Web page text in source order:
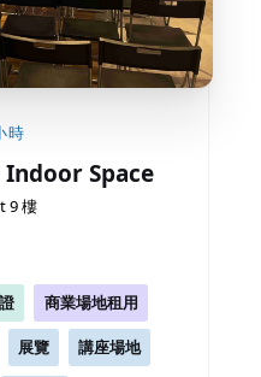
時
Indoor Space
9 樓
商業場地租用
展覽 講座場地